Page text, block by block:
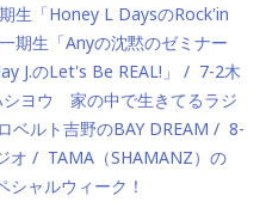
生「Honey L DaysのRock'in
期生「Anyの沈黙のゼミナー
J.のLet's Be REAL!」
7-2木
シヨウ 家の中で生きてるラジ
ベルト吉野のBAY DREAM
8-
オ
TAMA（SHAMANZ）の
シャルウィーク！